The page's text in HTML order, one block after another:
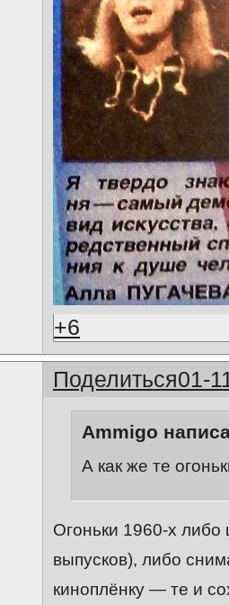
+6
Поделиться01-
Ammigo
А как же те
Огоньки 1960-х
выпусков), либо
киноплёнку — те и